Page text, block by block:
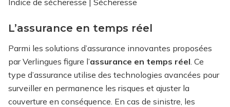
Indice de sécheresse | Sécheresse
L’assurance en temps réel
Parmi les solutions d’assurance innovantes proposées
par Verlingues figure l’assurance en temps réel. Ce
type d’assurance utilise des technologies avancées pour
surveiller en permanence les risques et ajuster la
couverture en conséquence. En cas de sinistre, les